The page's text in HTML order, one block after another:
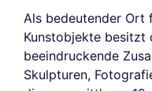
Als bedeutender Ort
Kunstobjekte besitzt
beeindruckende
Skulpturen,